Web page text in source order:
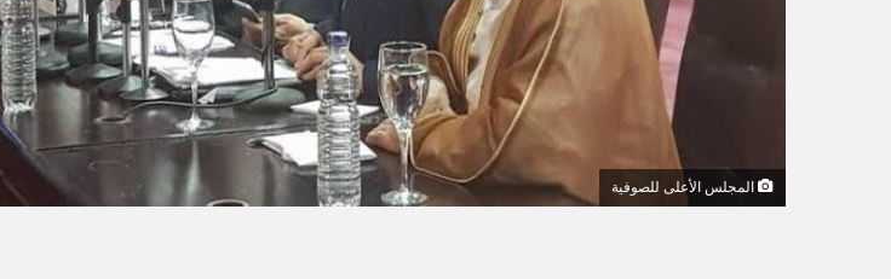
المجلس الأعلى للصوفية